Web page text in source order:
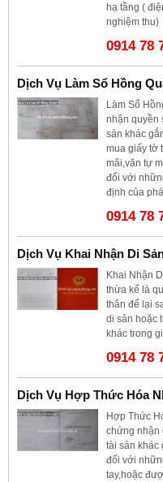
hạ tầng (
nghiệm thu)
0914 78
Dịch Vụ Làm Sổ Hồng
Làm Sổ
nhận quyền
sản khác
mua giấy tờ
mãi,văn tự
đối với
định của
0914 78
Dịch Vụ Khai Nhận Di
Khai Nhận
thừa kế là
thân để lại
di sản hoặc
khác trong
0914 78
Dịch Vụ Hợp Thức Hóa
Hợp Thức
chứng nhận
tài sản khác
đối với
tay,hoặc